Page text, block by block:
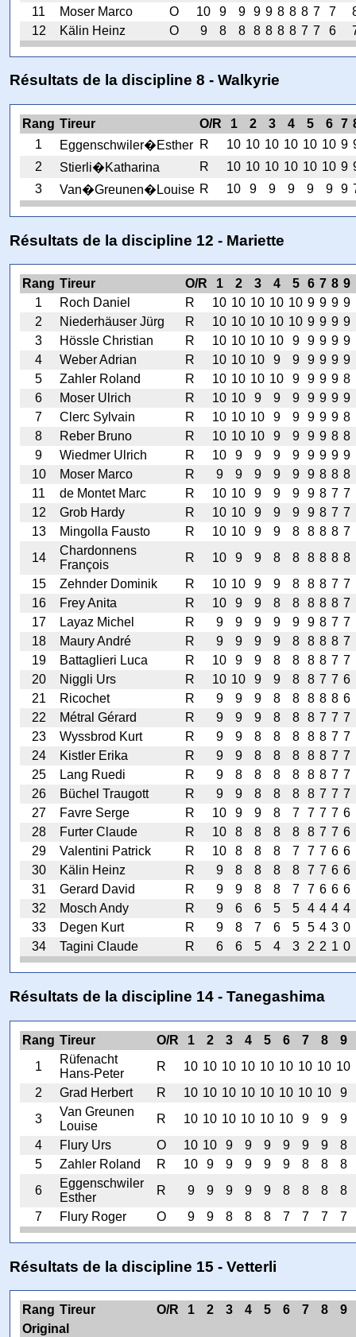
11 Moser Marco O 10 9 9 9 9 8 8 8 7 7
12
Kälin Heinz O 9 8 8 8 8 8 8 7 7 6
Résultats de la discipline 8 - Walkyrie
Rang Tireur O/R 1 2 3 4 5 6 7
1
Eggenschwiler�Esther R 10 10 10 10 10 10 9
2
Stierli�Katharina R 10 10 10 10 10 10 9
3
Van�Greunen�Louise R 10 9 9 9 9 9 9
Résultats de la discipline 12 - Mariette
Rang Tireur O/R 1 2 3 4 5 6 7 8 9
1
Roch Daniel R 10 10 10 10 10 9 9 9 9
2
Niederhäuser Jürg R 10 10 10 10 10 9 9 9 9
3
Hössle Christian R 10 10 10 10 9 9 9 9 9
4
Weber Adrian R 10 10 10 9 9 9 9 9 9
5
Zahler Roland R 10 10 10 10 9 9 9 9 8
6
Moser Ulrich R 10 10 9 9 9 9 9 9 9
7
Clerc Sylvain R 10 10 10 9 9 9 9 9 8
8
Reber Bruno R 10 10 10 9 9 9 9 8 8
9
Wiedmer Ulrich R 10 9 9 9 9 9 9 9 9
10
Moser Marco R 9 9 9 9 9 9 8 8 8
11
de Montet Marc R 10 10 9 9 9 9 8 7 7
12
Grob Hardy R 10 10 9 9 9 9 8 7 7
13
Mingolla Fausto R 10 10 9 9 8 8 8 8 7
14
Chardonnens
François
R 10 9 9 8 8 8 8 8 8
15
Zehnder Dominik R 10 10 9 9 8 8 8 7 7
16
Frey Anita R 10 9 9 8 8 8 8 8 7
17
Layaz Michel R 9 9 9 9 9 9 8 7 7
18
Maury André R 9 9 9 9 8 8 8 8 7
19
Battaglieri Luca R 10 9 9 8 8 8 8 7 7
20
Niggli Urs R 10 10 9 9 8 8 7 7 6
21
Ricochet R 9 9 9 8 8 8 8 8 6
22
Métral Gérard R 9 9 9 8 8 8 7 7 7
23
Wyssbrod Kurt R 9 9 8 8 8 8 8 7 7
24
Kistler Erika R 9 9 8 8 8 8 8 7 7
25
Lang Ruedi R 9 8 8 8 8 8 8 7 7
26
Büchel Traugott R 9 9 8 8 8 8 7 7 7
27
Favre Serge R 10 9 9 8 7 7 7 7 6
28
Furter Claude R 10 8 8 8 8 8 7 7 6
29
Valentini Patrick R 10 8 8 8 7 7 7 6 6
30
Kälin Heinz R 9 8 8 8 8 7 7 6 6
31
Gerard David R 9 9 8 8 7 7 6 6 6
32
Mosch Andy R 9 6 6 5 5 4 4 4 4
33
Degen Kurt R 9 8 7 6 5 5 4 3 0
34
Tagini Claude R 6 6 5 4 3 2 2 1 0
Résultats de la discipline 14 - Tanegashima
Rang Tireur O/R 1 2 3 4 5 6 7 8 9
1
Rüfenacht
Hans-Peter
R 10 10 10 10 10 10 10 10 10
2
Grad Herbert R 10 10 10 10 10 10 10 10
9
3
Van Greunen
Louise
R 10 10 10 10 10 10 9 9
9
4
Flury Urs O 10 10 9 9 9 9 9 9
8
5
Zahler Roland R 10 9 9 9 9 9 8 8
8
6
Eggenschwiler
Esther
R 9 9 9 9 9 8 8 8
8
7
Flury Roger O 9 9 8 8 8 7 7 7 7
Résultats de la discipline 15 - Vetterli
Rang Tireur O/R 1 2 3 4 5 6 7 8 9
Original